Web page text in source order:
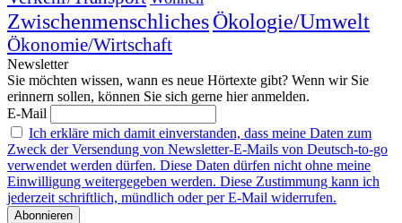
ZwischenmenschlichesÖkologie/Umwelt
Ökonomie/Wirtschaft
Newsletter
Sie möchten wissen, wann es neue Hörtexte gibt? Wenn wir Sie
erinnern sollen, können Sie sich gerne hier anmelden.
E-Mail
Ich erkläre mich damit einverstanden, dass meine Daten zum
Zweck der Versendung von Newsletter-E-Mails von Deutsch-to-go
verwendet werden dürfen. Diese Daten dürfen nicht ohne meine
Einwilligung weitergegeben werden. Diese Zustimmung kann ich
jederzeit schriftlich, mündlich oder per E-Mail widerrufen.